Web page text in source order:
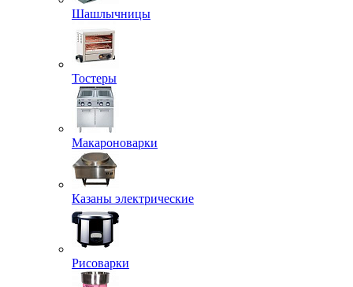
Шашлычницы
Тостеры
Макароноварки
Казаны электрические
Рисоварки